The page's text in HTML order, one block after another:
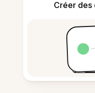
Créer des